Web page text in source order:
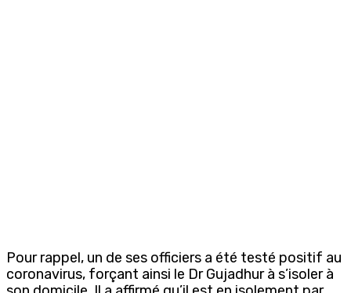
Pour rappel, un de ses officiers a été testé positif au
coronavirus, forçant ainsi le Dr Gujadhur à s’isoler à